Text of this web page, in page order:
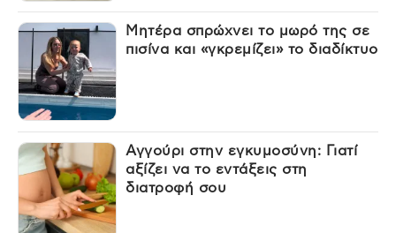
Μητέρα σπρώχνει το μωρό της σε
πισίνα και «γκρεμίζει» το διαδίκτυο
Αγγούρι στην εγκυμοσύνη: Γιατί
αξίζει να το εντάξεις στη
διατροφή σου